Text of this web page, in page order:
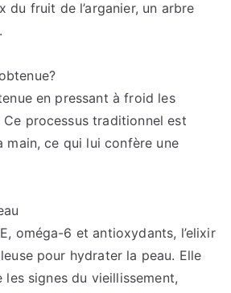
Bienfaits
du fruit de l’arganier, un arbre
en pressant à froid les
processus traditionnel est
main, ce qui lui confère une
oméga-6 et antioxydants, l’elixir
pour hydrater la peau. Elle
signes du vieillissement,